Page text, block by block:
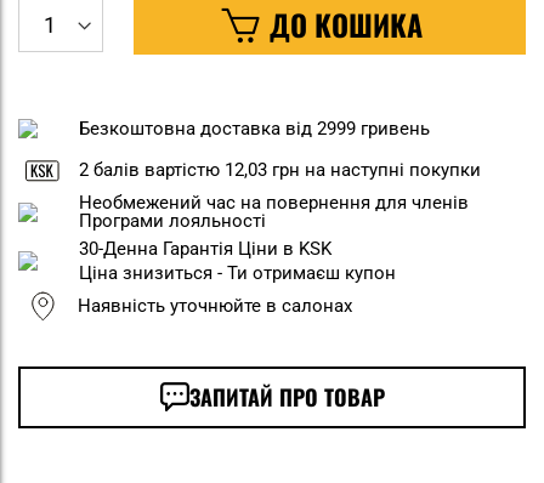
ДО КОШИКА
Безкоштовна доставка від 2999 гривень
2 балів вартістю 12,03 грн на наступні покупки
Необмежений час на повернення для членів
Програми лояльності
30-Денна Гарантія Ціни в KSK
Ціна знизиться - Ти отримаєш купон
Наявність уточнюйте в салонах
ЗАПИТАЙ ПРО ТОВАР